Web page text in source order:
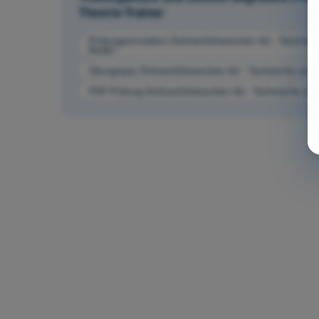
Theorie-Trainer
Prüfungssimulation Drohnenführerschein A2 -
Übungsquiz Drohnenführerschein A2 - Technische